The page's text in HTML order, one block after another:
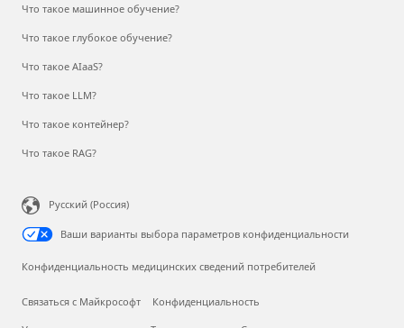
Что такое машинное обучение?
Что такое глубокое обучение?
Что такое AIaaS?
Что такое LLM?
Что такое контейнер?
Что такое RAG?
Русский (Россия)
Ваши варианты выбора параметров конфиденциальности
Конфиденциальность медицинских сведений потребителей
Связаться с Майкрософт Конфиденциальность